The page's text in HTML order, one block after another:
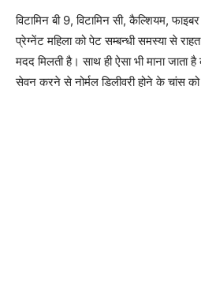
विटामिन बी 9, विटामिन सी, कैल्शियम,
प्रेग्नेंट महिला को पेट सम्बन्धी समस्या से
मदद मिलती है। साथ ही ऐसा भी माना जाता
सेवन करने से नोर्मल डिलीवरी होने के चांस